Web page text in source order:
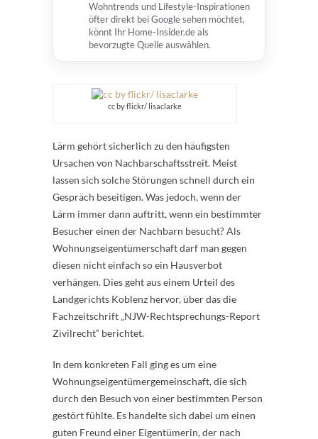
Wohntrends und Lifestyle-Inspirationen
öfter direkt bei Google sehen möchtet,
könnt Ihr Home-Insider.de als
bevorzugte Quelle auswählen.
cc by flickr/ lisaclarke
Lärm gehört sicherlich zu den häufigsten
Ursachen von Nachbarschaftsstreit. Meist
lassen sich solche Störungen schnell durch ein
Gespräch beseitigen. Was jedoch, wenn der
Lärm immer dann auftritt, wenn ein bestimmter
Besucher einen der Nachbarn besucht? Als
Wohnungseigentümerschaft darf man gegen
diesen nicht einfach so ein Hausverbot
verhängen. Dies geht aus einem Urteil des
Landgerichts Koblenz hervor, über das die
Fachzeitschrift „NJW-Rechtsprechungs-Report
Zivilrecht“ berichtet.
In dem konkreten Fall ging es um eine
Wohnungseigentümergemeinschaft, die sich
durch den Besuch von einer bestimmten Person
gestört fühlte. Es handelte sich dabei um einen
guten Freund einer Eigentümerin, der nach